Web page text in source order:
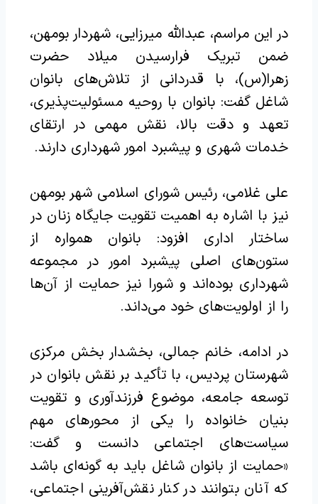
در این مراسم، عبدالله میرزایی، شهردار بومهن،
ضمن تبریک فرارسیدن میلاد حضرت
زهرا(س)، با قدردانی از تلاش‌های بانوان
شاغل گفت: بانوان با روحیه مسئولیت‌پذیری،
تعهد و دقت بالا، نقش مهمی در ارتقای
خدمات شهری و پیشبرد امور شهرداری دارند.
علی غلامی، رئیس شورای اسلامی شهر بومهن
نیز با اشاره به اهمیت تقویت جایگاه زنان در
ساختار اداری افزود: بانوان همواره از
ستون‌های اصلی پیشبرد امور در مجموعه
شهرداری بوده‌اند و شورا نیز حمایت از آن‌ها
را از اولویت‌های خود می‌داند.
در ادامه، خانم جمالی، بخشدار بخش مرکزی
شهرستان پردیس، با تأکید بر نقش بانوان در
توسعه جامعه، موضوع فرزندآوری و تقویت
بنیان خانواده را یکی از محورهای مهم
سیاست‌های اجتماعی دانست و گفت:
«حمایت از بانوان شاغل باید به گونه‌ای باشد
که آنان بتوانند در کنار نقش‌آفرینی اجتماعی،